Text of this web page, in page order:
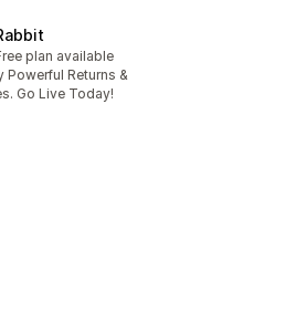
星
價 plan available
Powerful Returns &
Go Live Today!